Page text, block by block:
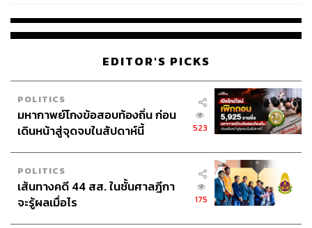
Open:จ.-ศ. 06.00-13.00 / ส.-อา. 06.00-11.00
Address:252 ซ.จุฬาฯ 50, ถ.พระราม 4, ปทุมวัน, กรุงเทพฯ
https://maps.app.goo.gl/Bm45RZ4s3g1fwrLNA
heirloom Bangkok (หัวลำโพง)
จ่ายหนี้-แอบระบุแบรนด์
EDITOR'S PICKS
POLITICS
มหากาพย์โกงข้อสอบท้องถิ่น ก่อน
เดินหน้าสู่จุดจบในสัปดาห์นี้
523
POLITICS
เส้นทางคดี 44 สส. ในชั้นศาลฎีกา
จะรู้ผลเมื่อไร
175